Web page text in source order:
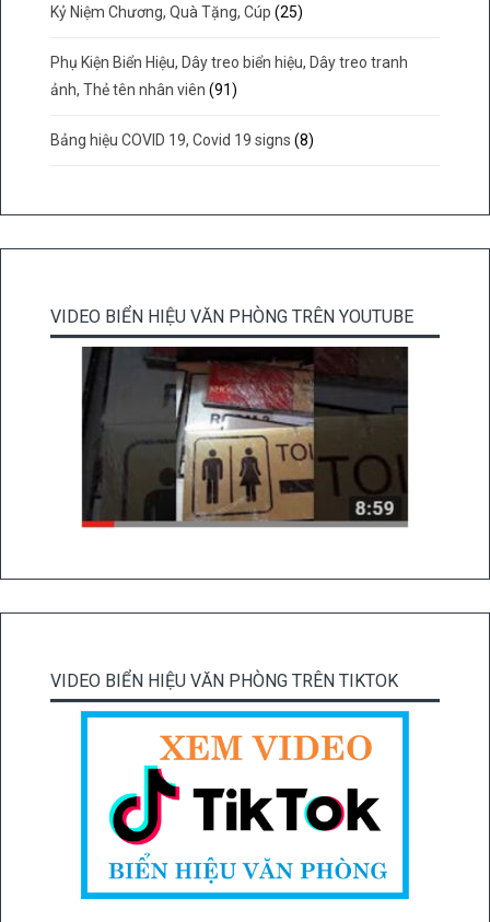
Kỷ Niệm Chương, Quà Tặng, Cúp (25)
Phụ Kiện Biển Hiệu, Dây treo biển hiệu, Dây treo tranh
ảnh, Thẻ tên nhân viên (91)
Bảng hiệu COVID 19, Covid 19 signs (8)
VIDEO BIỂN HIỆU VĂN PHÒNG TRÊN YOUTUBE
VIDEO BIỂN HIỆU VĂN PHÒNG TRÊN TIKTOK